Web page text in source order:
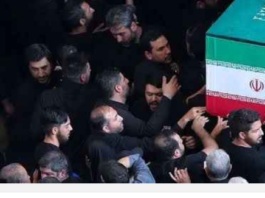
*چندرسانه‌ای
گالری
اینفوگرافی
عکس
صوت و فیلم
*استان ها
آذربایجان شرقی
آذربایجان غربی
البرز
ایلام
بوشهر
تهران